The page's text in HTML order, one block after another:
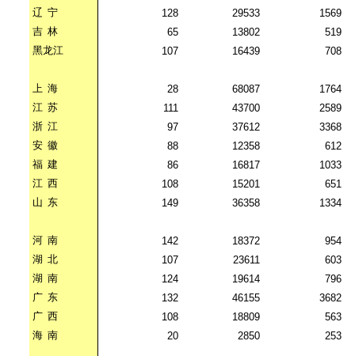
辽 宁 128 29533
1569
吉 林 65 13802
519
黑龙江
107 16439 708
上 海 28 68087
1764
江 苏 111 43700
2589
浙 江 97 37612
3368
安 徽 88 12358
612
福 建 86 16817
1033
江 西 108 15201
651
山 东 149 36358 1334
河 南 142 18372
954
湖 北 107 23611
603
湖 南 124 19614
796
广 东 132 46155
3682
广 西 108 18809
563
海 南 20 2850 253